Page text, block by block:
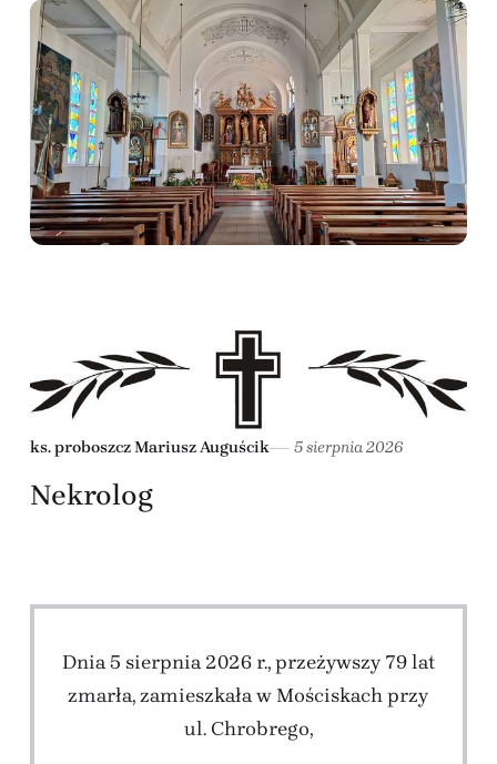
ks. proboszcz Mariusz Auguścik 5 sierpnia 2026
Nekrolog
Dnia 5 sierpnia 2026 r., przeżywszy 79 lat
zmarła, zamieszkała w Mościskach przy
ul. Chrobrego,